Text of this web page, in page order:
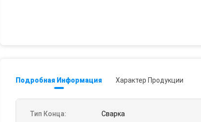
Подробная Информация Характер Продукции
Тип Конца: Сварка